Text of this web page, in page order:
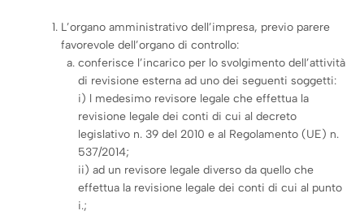
L’organo amministrativo dell’impresa, previo parere
favorevole dell’organo di controllo:
conferisce l’incarico per lo svolgimento dell’attività
di revisione esterna ad uno dei seguenti soggetti:
i) l medesimo revisore legale che effettua la
revisione legale dei conti di cui al decreto
legislativo n. 39 del 2010 e al Regolamento (UE) n.
537/2014;
ii) ad un revisore legale diverso da quello che
effettua la revisione legale dei conti di cui al punto
i.;